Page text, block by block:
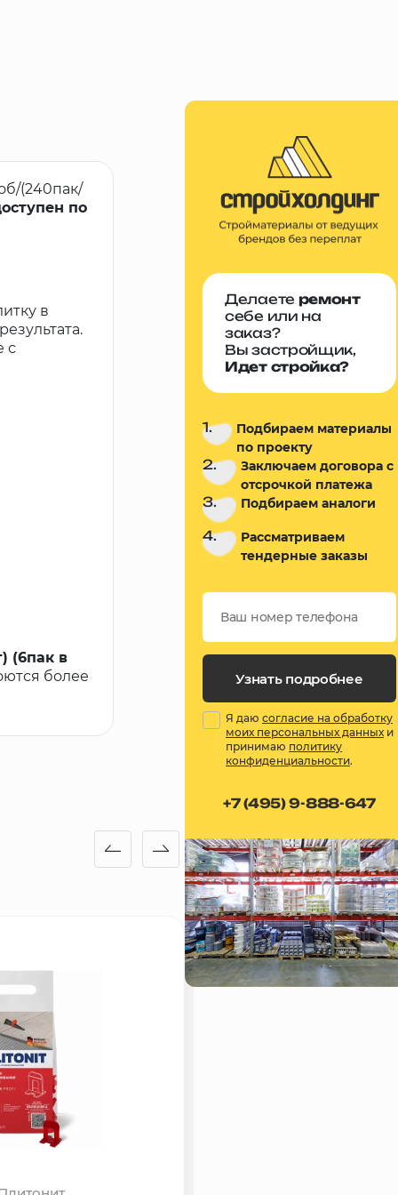
(240пак/
по
в
с
(6пак в
более
Делаете ремонт
себе или на
заказ?
Вы застройщик,
Идет стройка?
1.
Подбираем материалы
по проекту
2.
Заключаем договора с
отсрочкой платежа
3. Подбираем аналоги
4.
Рассматриваем
тендерные заказы
Узнать подробнее
Я даю согласие на обработку
моих персональных данных и
принимаю политику
конфиденциальности.
+7 (495) 9-888-647